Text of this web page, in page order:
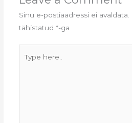
Sinu e-postiaadressi ei avaldata.
tähistatud *-ga
here..